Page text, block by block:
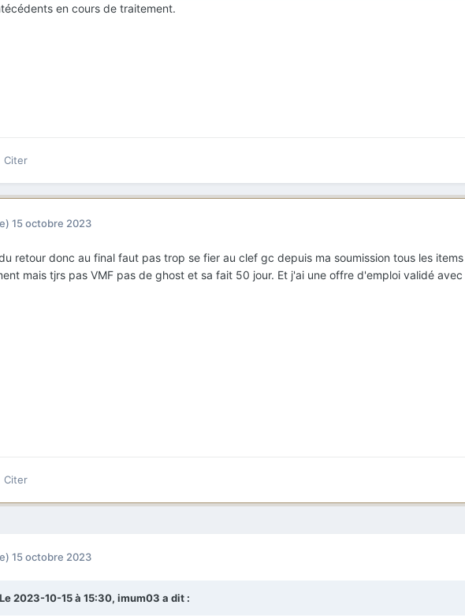
en cours de traitement.
Citer
15 octobre 2023
retour donc au final faut pas trop se fier au clef gc depuis ma soumission tous les
mais tjrs pas VMF pas de ghost et sa fait 50 jour. Et j'ai une offre d'emploi validé avec
Citer
15 octobre 2023
Le 2023-10-15 à 15:30, imum03 a dit :